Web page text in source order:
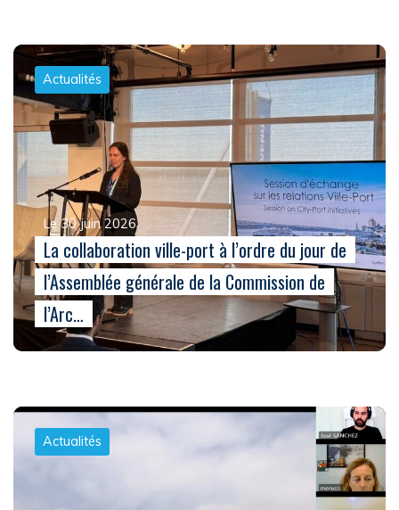
Actualités
Le 30 juin 2026
La collaboration ville-port à l’ordre du jour de
l’Assemblée générale de la Commission de
l’Arc…
Actualités